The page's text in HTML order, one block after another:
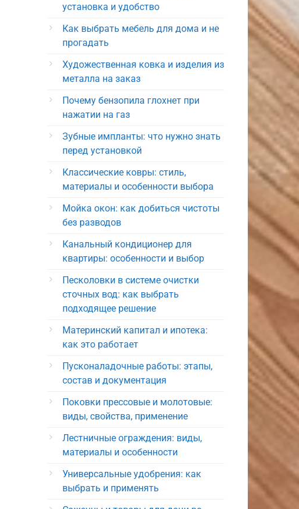
установка и удобство
Как выбрать мебель для дома и не
прогадать
Художественная ковка и изделия из
металла на заказ
Почему бензопила глохнет при
нажатии на газ
Зубные импланты: что нужно знать
перед установкой
Классические ковры: стиль,
материалы и особенности выбора
Мойка окон: как добиться чистоты
без разводов
Канальный кондиционер для
квартиры: особенности и выбор
Песколовки в системе очистки
сточных вод: как выбрать
подходящее решение
Материнский капитал и ипотека:
как это работает
Пусконаладочные работы: этапы,
состав и документация
Поковки прессовые и молотовые:
виды, свойства, применение
Лестничные ограждения: виды,
материалы и особенности
Универсальные удобрения: как
выбрать и применять